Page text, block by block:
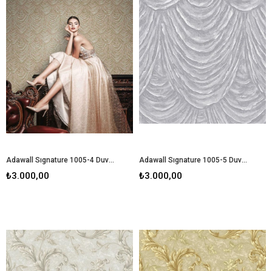
Adawall Sıgnature 1005-4 Duvar Kağıdı
₺3.000,00
Adawall Sıgnature 1005-5 Duvar Kağıdı
₺3.000,00